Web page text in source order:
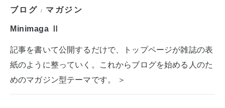
ブログ / マガジン
Minimaga Ⅱ
記事を書いて公開するだけで、トップページが雑誌の表
紙のように整っていく。これからブログを始める人のた
めのマガジン型テーマです。 ＞